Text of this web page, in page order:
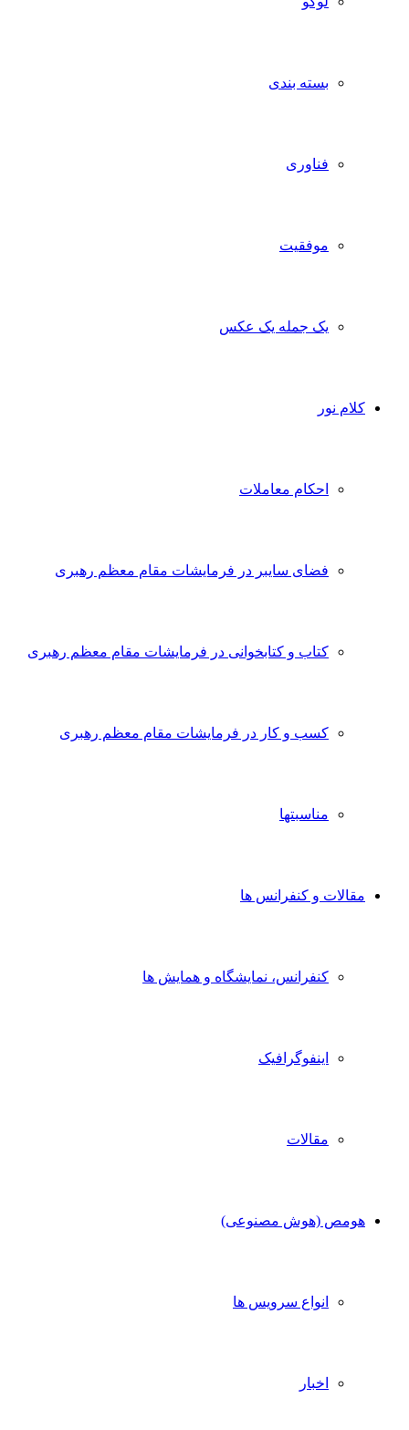
بسته بندی
فناوری
موفقیت
یک جمله یک عکس
کلام نور
احکام معاملات
فضای سایبر در فرمایشات مقام معظم رهبری
کتاب و کتابخوانی در فرمایشات مقام معظم رهبری
کسب و کار در فرمایشات مقام معظم رهبری
مناسبتها
مقالات و کنفرانس ها
کنفرانس، نمایشگاه و همایش ها
اینفوگرافیک
مقالات
هومص (هوش مصنوعی)
انواع سرویس ها
اخبار